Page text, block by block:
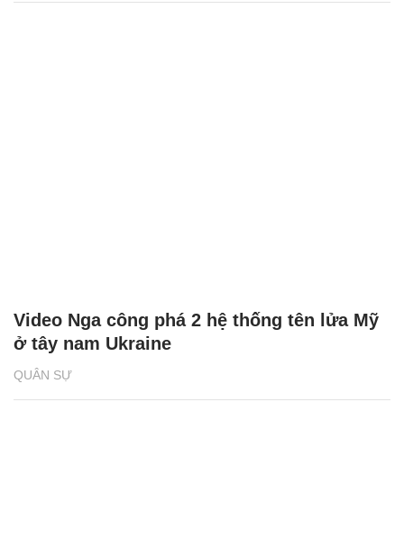
QUÂN SỰ
Video Nga công phá 2 hệ thống tên lửa Mỹ
ở tây nam Ukraine